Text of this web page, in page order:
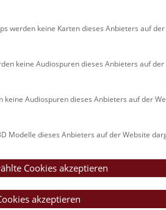
in der Regel geschlossen.
werden keine Karten dieses Anbieters auf
keine Audiospuren dieses Anbieters auf
Audiospuren dieses Anbieters auf der
Modelle dieses Anbieters auf der Website
Cookies akzeptieren
akzeptieren